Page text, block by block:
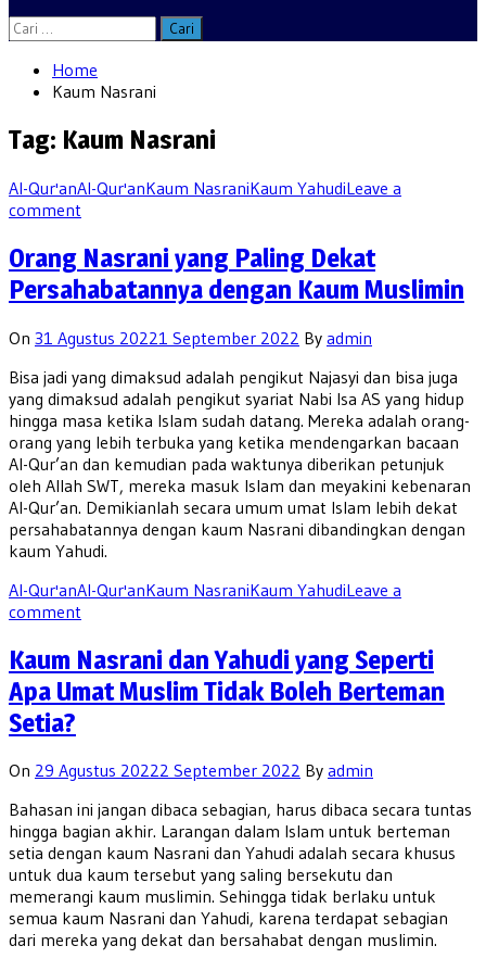
Cari
untuk:
Home
Kaum Nasrani
Tag: Kaum Nasrani
Al-Qur'anAl-Qur'anKaum NasraniKaum YahudiLeave a
comment
Orang Nasrani yang Paling Dekat
Persahabatannya dengan Kaum Muslimin
On 31 Agustus 20221 September 2022 By admin
Bisa jadi yang dimaksud adalah pengikut Najasyi dan bisa juga
yang dimaksud adalah pengikut syariat Nabi Isa AS yang hidup
hingga masa ketika Islam sudah datang. Mereka adalah orang-
orang yang lebih terbuka yang ketika mendengarkan bacaan
Al-Qur’an dan kemudian pada waktunya diberikan petunjuk
oleh Allah SWT, mereka masuk Islam dan meyakini kebenaran
Al-Qur’an. Demikianlah secara umum umat Islam lebih dekat
persahabatannya dengan kaum Nasrani dibandingkan dengan
kaum Yahudi.
Al-Qur'anAl-Qur'anKaum NasraniKaum YahudiLeave a
comment
Kaum Nasrani dan Yahudi yang Seperti
Apa Umat Muslim Tidak Boleh Berteman
Setia?
On 29 Agustus 20222 September 2022 By admin
Bahasan ini jangan dibaca sebagian, harus dibaca secara tuntas
hingga bagian akhir. Larangan dalam Islam untuk berteman
setia dengan kaum Nasrani dan Yahudi adalah secara khusus
untuk dua kaum tersebut yang saling bersekutu dan
memerangi kaum muslimin. Sehingga tidak berlaku untuk
semua kaum Nasrani dan Yahudi, karena terdapat sebagian
dari mereka yang dekat dan bersahabat dengan muslimin.